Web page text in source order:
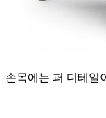
손목에는 퍼 디테일